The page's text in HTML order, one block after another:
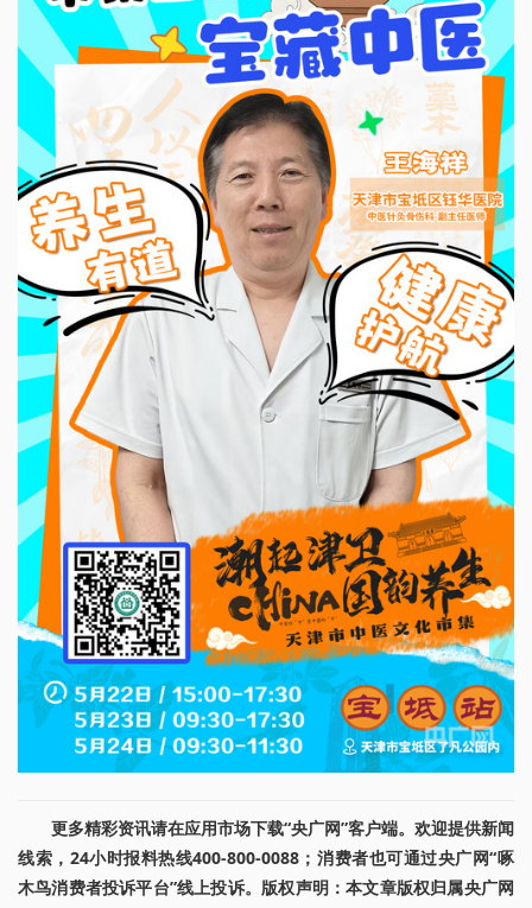
更多精彩资讯请在应用市场下载“央广网”客户端。欢迎提供新闻
线索，24小时报料热线400-800-0088；消费者也可通过央广网“啄
木鸟消费者投诉平台”线上投诉。版权声明：本文章版权归属央广网